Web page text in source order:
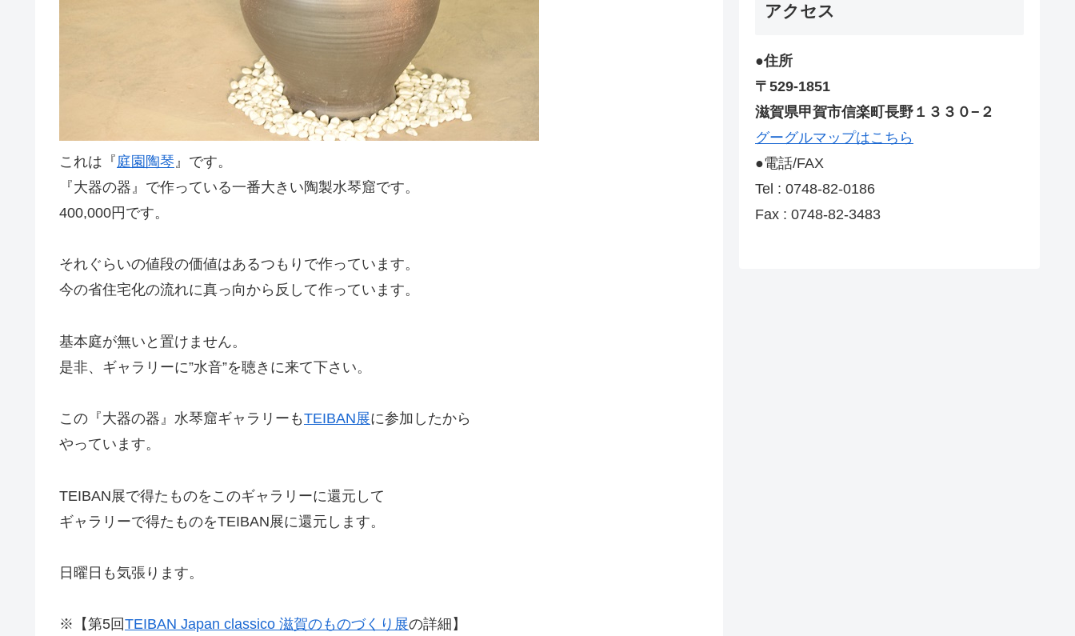
これは『庭園陶琴』です。
『大器の器』で作っている一番大きい陶製水琴窟です。
400,000円です。
それぐらいの値段の価値はあるつもりで作っています。
今の省住宅化の流れに真っ向から反して作っています。
基本庭が無いと置けません。
是非、ギャラリーに”水音”を聴きに来て下さい。
この『大器の器』水琴窟ギャラリーもTEIBAN展に参加したから
やっています。
TEIBAN展で得たものをこのギャラリーに還元して
ギャラリーで得たものをTEIBAN展に還元します。
日曜日も気張ります。
※【第5回TEIBAN Japan classico 滋賀のものづくり展の詳細】
アクセス
●住所
〒529-1851
滋賀県甲賀市信楽町長野１３３０−２
グーグルマップはこちら
●電話/FAX
Tel : 0748-82-0186
Fax : 0748-82-3483